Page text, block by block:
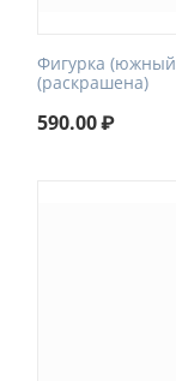
Фигурка
(раскрашена)
590.00₽